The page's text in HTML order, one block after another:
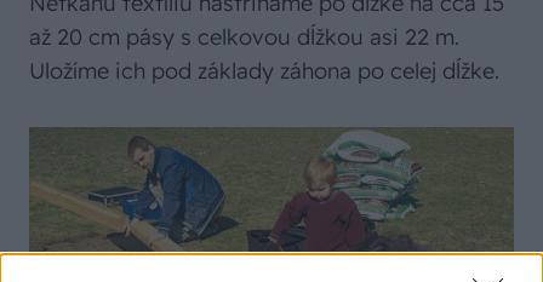
až 20 cm pásy s celkovou dĺžkou asi 22 m.
Uložíme ich pod základy záhona po celej dĺžke.